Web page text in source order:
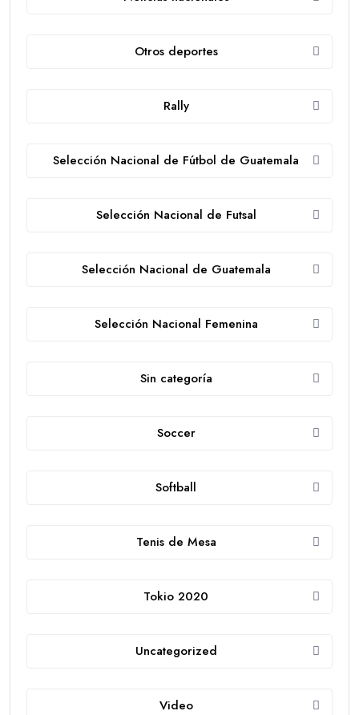
Otros deportes
Rally
Selección Nacional de Fútbol de Guatemala
Selección Nacional de Futsal
Selección Nacional de Guatemala
Selección Nacional Femenina
Sin categoría
Soccer
Softball
Tenis de Mesa
Tokio 2020
Uncategorized
Video